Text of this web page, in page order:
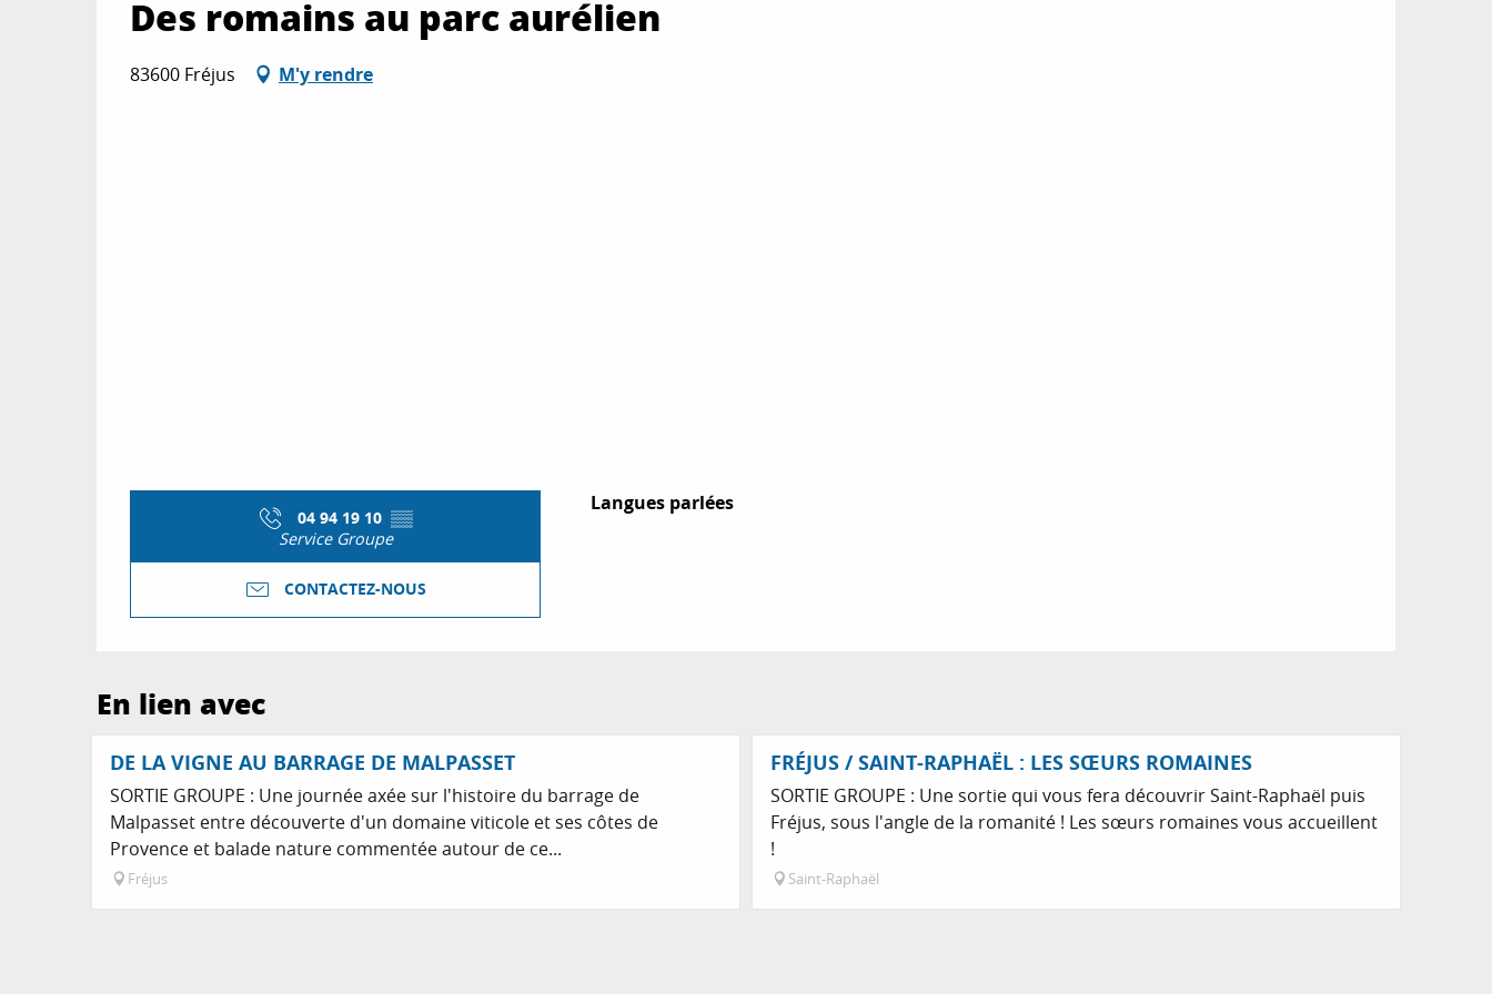
Des romains au parc aurélien
83600 Fréjus M'y rendre
04 94 19 10 ▒▒
Service Groupe
CONTACTEZ-NOUS
Langues parlées
Langues parlées
En lien avec
DE LA VIGNE AU BARRAGE DE MALPASSET
SORTIE GROUPE : Une journée axée sur l'histoire du barrage de
Malpasset entre découverte d'un domaine viticole et ses côtes de
Provence et balade nature commentée autour de ce...
Fréjus
FRÉJUS / SAINT-RAPHAËL : LES SŒURS ROMAINES
SORTIE GROUPE : Une sortie qui vous fera découvrir Saint-Raphaël puis
Fréjus, sous l'angle de la romanité ! Les sœurs romaines vous accueillent
!
Saint-Raphaël